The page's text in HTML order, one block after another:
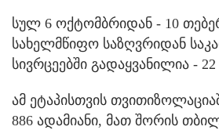
სულ 6 ოქტომბრიდან - 10
სახელმწიფო საზღვრიდან
სივრცეებში გადაყვანილია - 22
ამ ეტაპისთვის
886 ადამიანი, მათ შორის